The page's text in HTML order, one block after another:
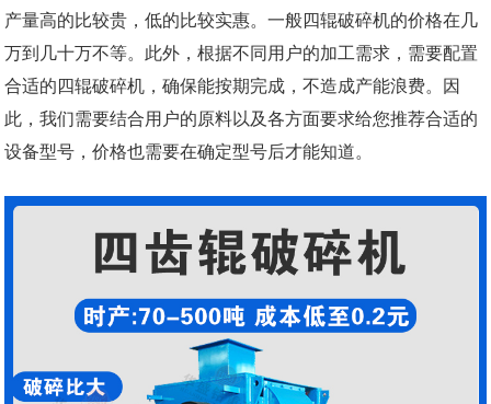
产量高的比较贵，低的比较实惠。一般四辊破碎机的价格在几
万到几十万不等。此外，根据不同用户的加工需求，需要配置
合适的四辊破碎机，确保能按期完成，不造成产能浪费。因
此，我们需要结合用户的原料以及各方面要求给您推荐合适的
设备型号，价格也需要在确定型号后才能知道。